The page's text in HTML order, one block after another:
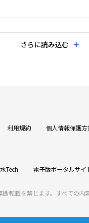
さらに読み込む
利用規約 個人情報保護方
水Tech 電子版ポータルサイ
転載を禁じます。すべての内